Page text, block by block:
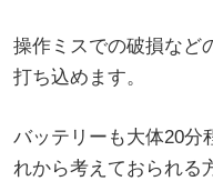
操作ミスでの破損など
打ち込めます。
バッテリーも大体20分
れから考えておられる